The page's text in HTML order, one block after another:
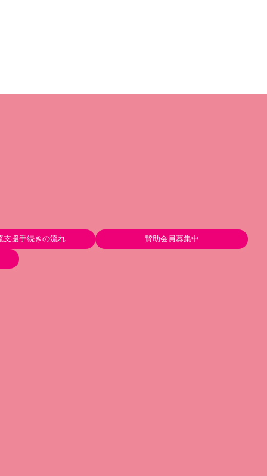
支援手続きの流れ 賛助会員募集中